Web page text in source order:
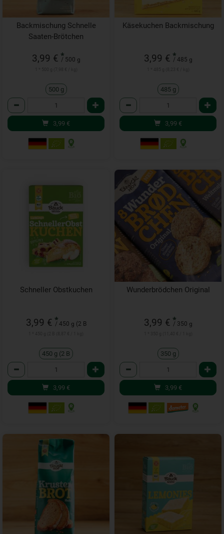
Backmischung Schnelle
Saaten-Brötchen
3,99 € *
/ 500 g
500 g
Anzahl
3,99 €
Käsekuchen Backmischung
3,99 € *
/ 485 g
485 g
Anzahl
3,99 €
Schneller Obstkuchen
3,99 € *
/ 450 g (2 B
450 g (2 B
Anzahl
3,99 €
Wunderbrödchen Original
3,99 € *
/ 350 g
350 g
Anzahl
3,99 €